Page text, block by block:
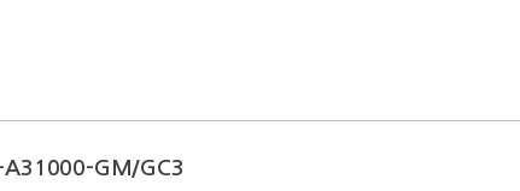
A31000-GM/GC3